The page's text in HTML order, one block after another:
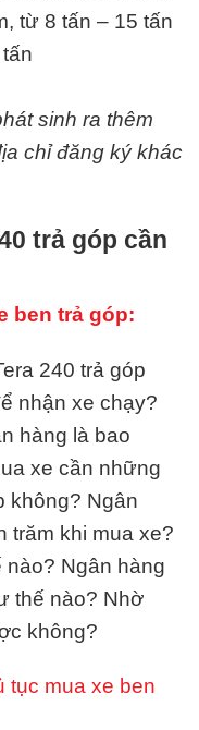
từ 8 tấn – 15 tấn
sinh ra thêm
chỉ đăng ký khác
trả góp cần
ben trả góp:
240 trả góp
nhận xe chạy?
hàng là bao
xe cần những
không? Ngân
trăm khi mua xe?
Ngân hàng
thế nào? Nhờ
không?
tục mua xe ben